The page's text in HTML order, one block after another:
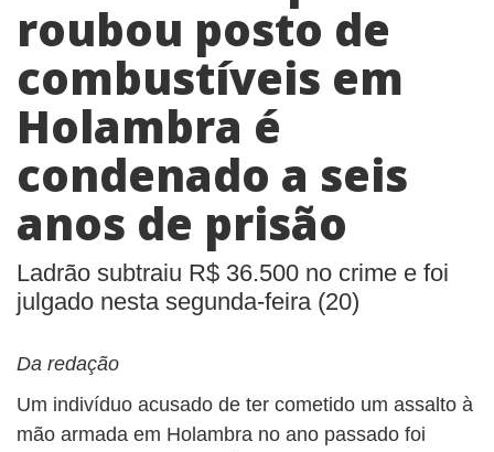
LISTA DIGITAL
TELEFONES ÚTEIS
ANUNCIE
roubou posto de
combustíveis em
Holambra é
condenado a seis
anos de prisão
Ladrão subtraiu R$ 36.500 no crime e foi
julgado nesta segunda-feira (20)
Da redação
Um indivíduo acusado de ter cometido um assalto à
mão armada em Holambra no ano passado foi